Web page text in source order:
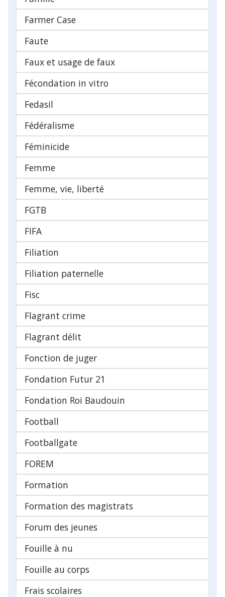
Farmer Case
Faute
Faux et usage de faux
Fécondation in vitro
Fedasil
Fédéralisme
Féminicide
Femme
Femme, vie, liberté
FGTB
FIFA
Filiation
Filiation paternelle
Fisc
Flagrant crime
Flagrant délit
Fonction de juger
Fondation Futur 21
Fondation Roi Baudouin
Football
Footballgate
FOREM
Formation
Formation des magistrats
Forum des jeunes
Fouille à nu
Fouille au corps
Frais scolaires